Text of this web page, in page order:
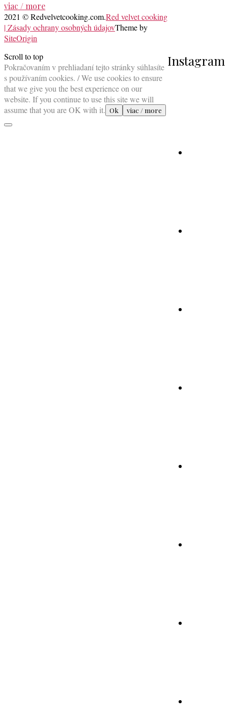
viac / more
Instagram
2021 © Redvelvetcooking.com.Red velvet cooking
| Zásady ochrany osobných údajovTheme by
SiteOrigin
Scroll to top
Pokračovaním v prehliadaní tejto stránky súhlasíte
s používaním cookies. / We use cookies to ensure
that we give you the best experience on our
website. If you continue to use this site we will
assume that you are OK with it. Ok viac / more